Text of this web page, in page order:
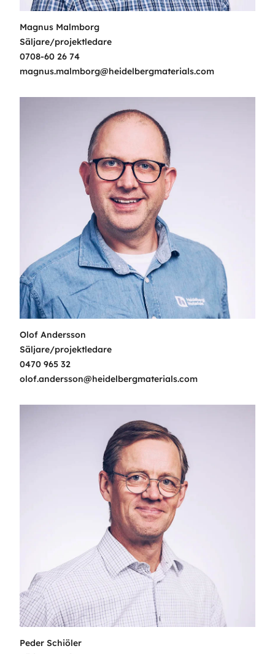
Magnus Malmborg
Säljare/projektledare
0708-60 26 74
magnus.malmborg@heidelbergmaterials.com
Olof Andersson
Säljare/projektledare
0470 965 32
olof.andersson@heidelbergmaterials.com
Peder Schiöler